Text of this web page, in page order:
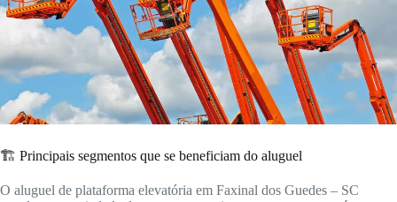
🏗️ Principais segmentos que se beneficiam do aluguel
O aluguel de plataforma elevatória em Faxinal dos Guedes – SC